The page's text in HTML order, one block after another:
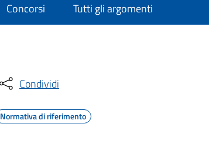
Concorsi Tutti gli argomenti
Condividi
Normativa di riferimento